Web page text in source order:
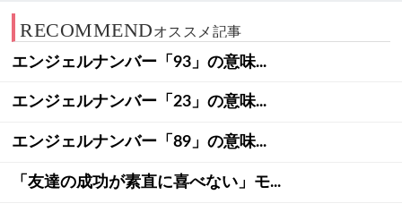
RECOMMENDオススメ記事
エンジェルナンバー「93」の意味...
エンジェルナンバー「23」の意味...
エンジェルナンバー「89」の意味...
「友達の成功が素直に喜べない」モ...